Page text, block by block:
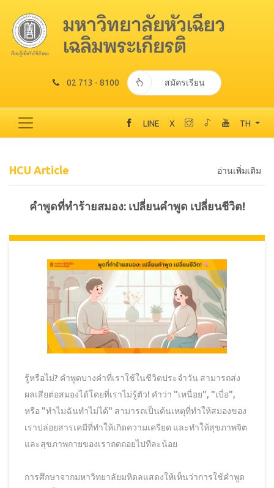
02 713 - 8100 สมัครเรียน
LINE X TH
HCU Article อ่านเพิ่มเติม
คำพูดที่ทำร้ายสมอง: เปลี่ยนคำพูด เปลี่ยนชีวิต!
รู้หรือไม่? คำพูดบางคำที่เราใช้ในชีวิตประจำวัน สามารถส่ง
ผลเสียต่อสมองได้โดยที่เราไม่รู้ตัว! คำว่า "เหนื่อย", "เบื่อ",
หรือ "ทำไมฉันทำไม่ได้" สามารถเป็นต้นเหตุที่ทำให้สมองของ
เราปล่อยสารเคมีที่ทำให้เกิดความเครียด และทำให้สุขภาพจิต
และสุขภาพกายของเราถดถอยไปทีละน้อย
การศึกษาจากมหาวิทยาลัยมหิดลแสดงให้เห็นว่าการใช้คำพูด